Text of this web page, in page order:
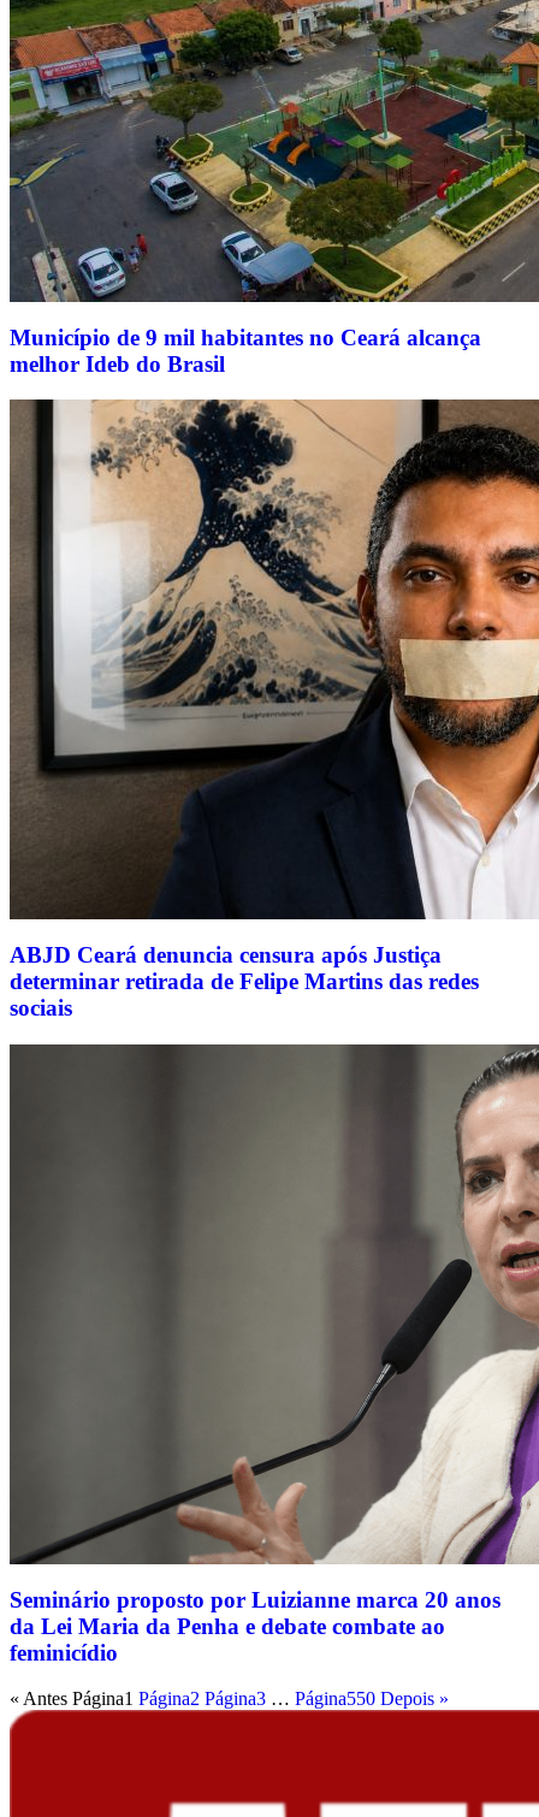
Município de 9 mil habitantes no Ceará alcança
melhor Ideb do Brasil
ABJD Ceará denuncia censura após Justiça
determinar retirada de Felipe Martins das redes
sociais
Seminário proposto por Luizianne marca 20 anos
da Lei Maria da Penha e debate combate ao
feminicídio
« Antes Página1 Página2 Página3 … Página550 Depois »